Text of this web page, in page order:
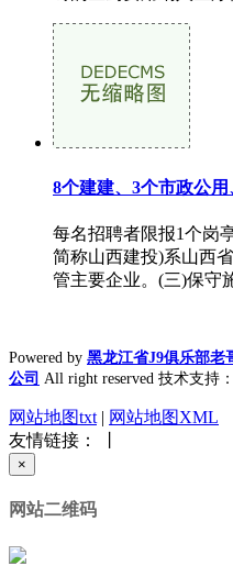
8个建建、3个市政公
每名招聘者限报1个岗
简称山西建投)系山西
管主要企业。(三)保守
Powered by 黑龙江省J9俱乐部老
公司 All right reserved 技术支持：
网站地图txt | 网站地图XML
友情链接： 丨
×
网站二维码